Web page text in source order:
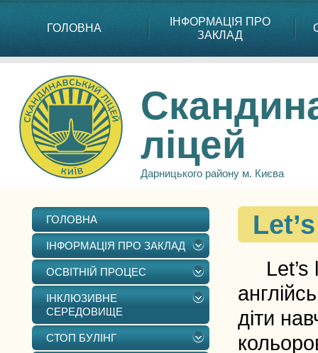
ГОЛОВНА
ІНФОРМАЦІЯ ПРО
ЗАКЛАД
ліцей
Дарницького району м. Києва
ГОЛОВНА
ІНФОРМАЦІЯ ПРО ЗАКЛАД
ОСВІТНІЙ ПРОЦЕС
ІНКЛЮЗИВНЕ
СЕРЕДОВИЩЕ
СТОП БУЛІНГ
Let’s
діти